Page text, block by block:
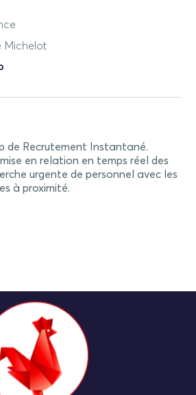
Michelot
de Recrutement Instantané.
en relation en temps réel des
urgente de personnel avec les
à proximité.